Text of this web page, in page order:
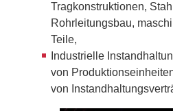
Tragkonstruktionen,
Rohrleitungsbau,
Teile,
Industrielle
von
von